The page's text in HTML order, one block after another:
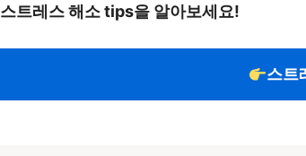
트레스 해소 tips을 알아보세요!
스트